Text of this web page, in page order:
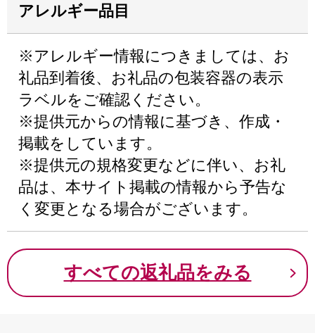
アレルギー品目
※アレルギー情報につきましては、お
礼品到着後、お礼品の包装容器の表示
ラベルをご確認ください。
※提供元からの情報に基づき、作成・
掲載をしています。
※提供元の規格変更などに伴い、お礼
品は、本サイト掲載の情報から予告な
く変更となる場合がございます。
すべての返礼品をみる